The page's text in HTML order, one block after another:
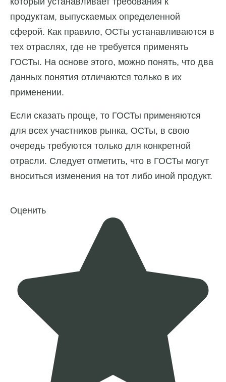
продуктам, выпускаемых определенной
сферой. Как правило, ОСТы устанавливаются в
тех отраслях, где не требуется применять
ГОСТы. На основе этого, можно понять, что два
данных понятия отличаются только в их
применении.
Если сказать проще, то ГОСТы применяются
для всех участников рынка, ОСТы, в свою
очередь требуются только для конкретной
отрасли. Следует отметить, что в ГОСТы могут
вноситься изменения на тот либо иной продукт.
Оценить